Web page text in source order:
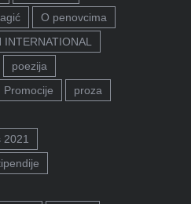
O penovcima
INTERNATIONAL
poezija
Promocije
proza
2021